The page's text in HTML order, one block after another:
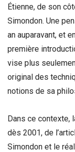
Étienne, de son
Simondon. Une
an auparavant, et
première
vise plus
original des
notions de sa
Dans ce contexte,
dès 2001, de
Simondon et le